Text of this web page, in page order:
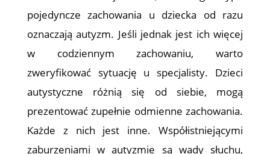
pojedyncze zachowania u dziecka od razu
oznaczają autyzm. Jeśli jednak jest ich więcej
w codziennym zachowaniu, warto
zweryfikować sytuację u specjalisty. Dzieci
autystyczne różnią się od siebie, mogą
prezentować zupełnie odmienne zachowania.
Każde z nich jest inne. Współistniejącymi
zaburzeniami w autyzmie są wady słuchu,